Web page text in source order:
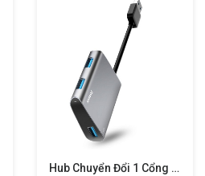
Hub Chuyển Đổi 1 Cổng USB Ra 3 Cổng USB 3.0 Hiệu Baseus